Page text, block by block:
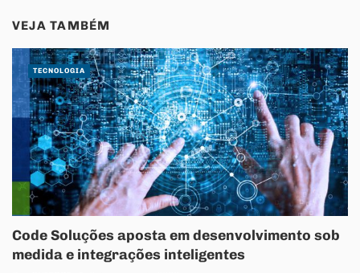
VEJA TAMBÉM
Code Soluções aposta em desenvolvimento sob
medida e integrações inteligentes
TECNOLOGIA